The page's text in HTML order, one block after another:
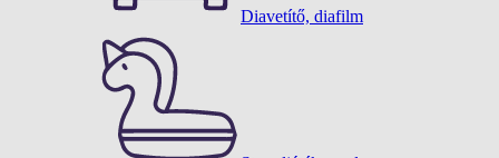
Diavetítő, diafilm